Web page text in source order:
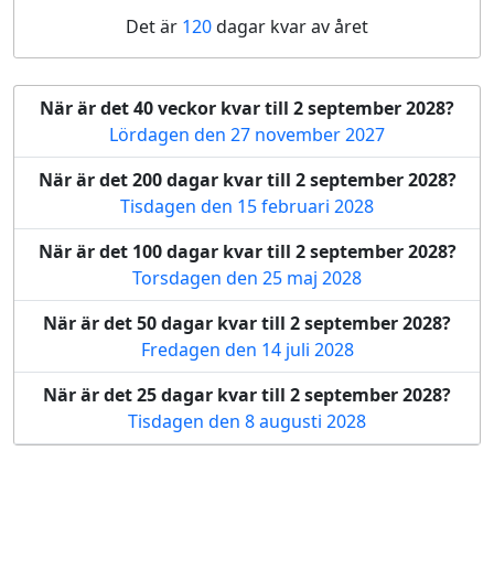
Det är 120dagar kvar av året
När är det 40 veckor kvar till 2 september 2028?
Lördagen den 27 november 2027
När är det 200 dagar kvar till 2 september 2028?
Tisdagen den 15 februari 2028
När är det 100 dagar kvar till 2 september 2028?
Torsdagen den 25 maj 2028
När är det 50 dagar kvar till 2 september 2028?
Fredagen den 14 juli 2028
När är det 25 dagar kvar till 2 september 2028?
Tisdagen den 8 augusti 2028